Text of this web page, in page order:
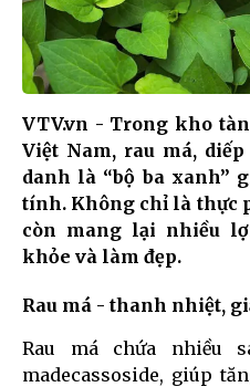
VTV.vn - Trong kho
Việt Nam, rau má,
danh là “bộ ba xanh”
tính. Không chỉ là thực
còn mang lại nhiều
khỏe và làm đẹp.
Rau má - thanh nhiệt,
Rau má chứa nhiều
madecassoside, giúp